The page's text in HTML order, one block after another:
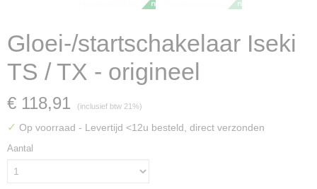
Gloei-/startschakelaar Iseki
TS / TX - origineel
€ 118,91 (inclusief btw 21%)
✓ Op voorraad - Levertijd <12u besteld, direct verzonden
Aantal